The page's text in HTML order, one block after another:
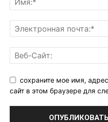
сохраните мое имя,
сайт в этом браузере для